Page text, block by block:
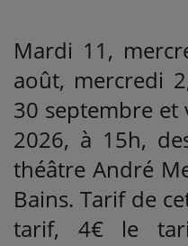
Mardi 11,
août, mercredi
30 septembre
2026, à 15h,
théâtre André
Bains. Tarif de
tarif, 4€ le